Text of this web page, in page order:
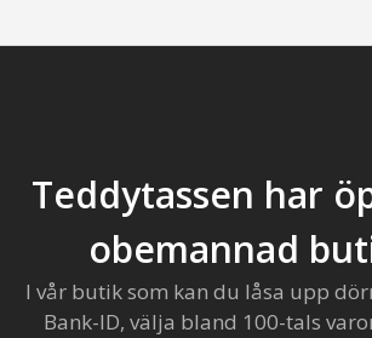
Teddytassen har
obemannad
I vår butik som kan du låsa upp
Bank-ID, välja bland 100-tals